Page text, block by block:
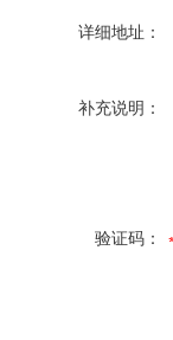
详细地址：
补充说明：
验证码：